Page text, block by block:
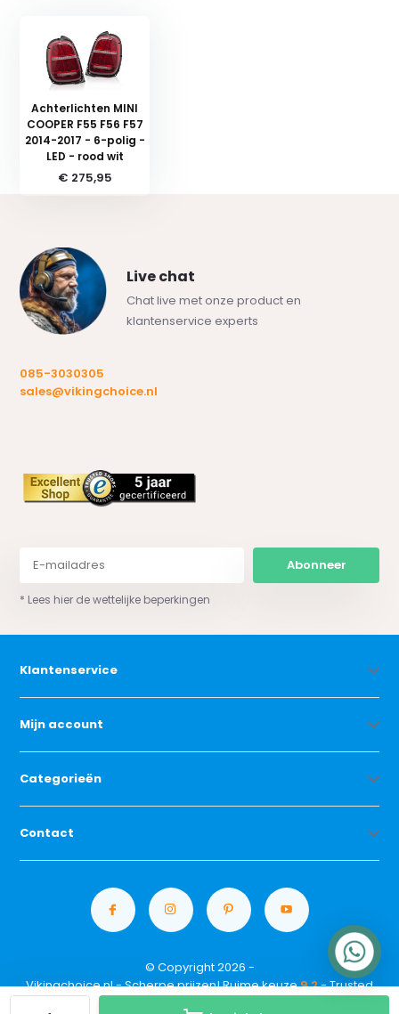
Achterlichten MINI
COOPER F55 F56 F57
2014-2017 - 6-polig -
LED - rood wit
€ 275,95
Live chat
Chat live met onze product en
klantenservice experts
085-3030305
sales@vikingchoice.nl
Abonneer
* Lees hier de wettelijke beperkingen
Klantenservice
Mijn account
Categorieën
Contact
© Copyright 2026 -
Vikingchoice.nl - Scherpe prijzen! Ruime keuze9.2- Trusted